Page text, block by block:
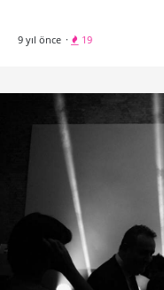
9 yıl önce · 19